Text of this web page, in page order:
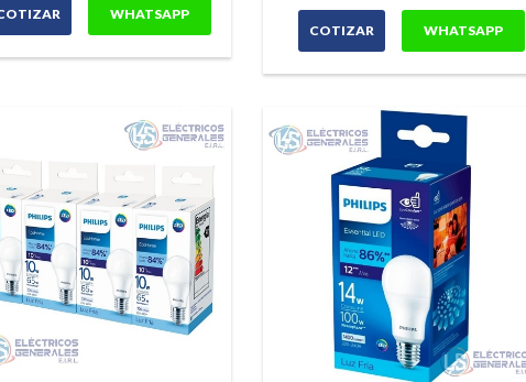
WHATSAPP
COTIZAR WHATSAPP